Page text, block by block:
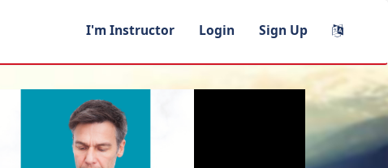
I'm Instructor Login Sign Up